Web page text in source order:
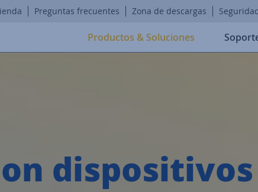
Preguntas frecuentes Zona de descargas
Productos & Soluciones